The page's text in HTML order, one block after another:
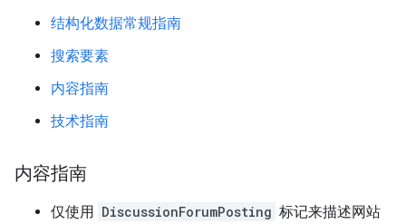
结构化数据常规指南
搜索要素
内容指南
技术指南
内容指南
仅使用 DiscussionForumPosting 标记来描述网站